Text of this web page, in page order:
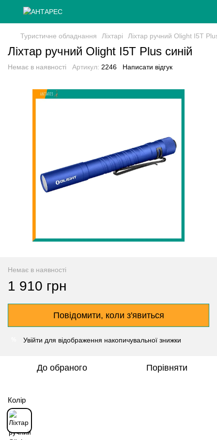
Туристичне обладнання Ліхтарі Ліхтар ручний Olight I5T
Ліхтар ручний Olight I5T Plus синій
Немає в наявності Артикул: 2246 Написати відгук
Немає в наявності
1 910 грн
Повідомити, коли з'явиться
Увійти для відображення накопичувальної знижки
До обраного Порівняти
Колір